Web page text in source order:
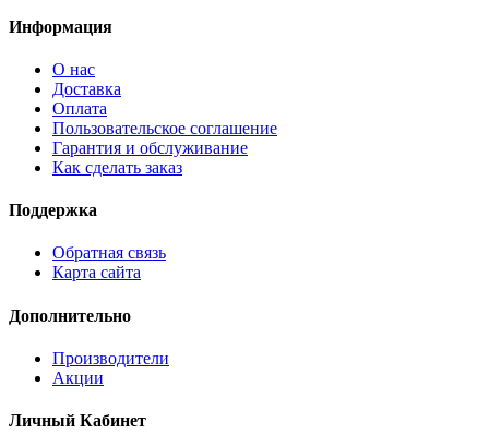
Информация
О нас
Доставка
Оплата
Пользовательское соглашение
Гарантия и обслуживание
Как сделать заказ
Поддержка
Обратная связь
Карта сайта
Дополнительно
Производители
Акции
Личный Кабинет